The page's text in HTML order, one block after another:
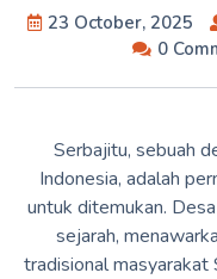
23 October, 2025
0
Serbajitu, sebuah
Indonesia, adalah
untuk ditemukan.
sejarah,
tradisional masyarakat